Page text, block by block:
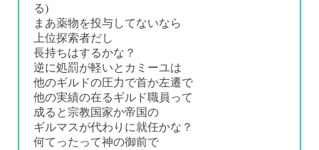
る)
まあ薬物を投与してないなら
上位探索者だし
長持ちはするかな？
逆に処罰が軽いとカミーユは
他のギルドの圧力で首か左遷で
他の実績の在るギルド職員って
成ると宗教国家か帝国の
ギルマスが代わりに就任かな？
何てったって神の御前で